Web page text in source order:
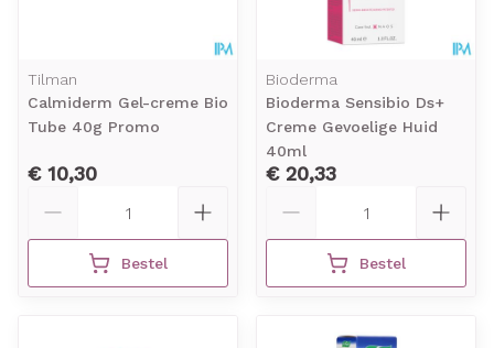
Tilman
Calmiderm Gel-creme Bio
Tube 40g Promo
€ 10,30
Bestel
Bioderma
Bioderma Sensibio Ds+
Creme Gevoelige Huid
40ml
€ 20,33
Bestel